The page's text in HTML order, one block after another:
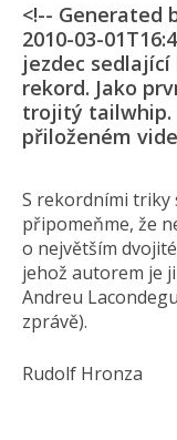
<!-- Generated
2010-03-
jezdec sedlající
rekord. Jako
trojitý tailwhip.
přiloženém
S rekordními triky
připomeňme, že
o největším
jehož autorem je
Andreu
zprávě).
Rudolf Hronza